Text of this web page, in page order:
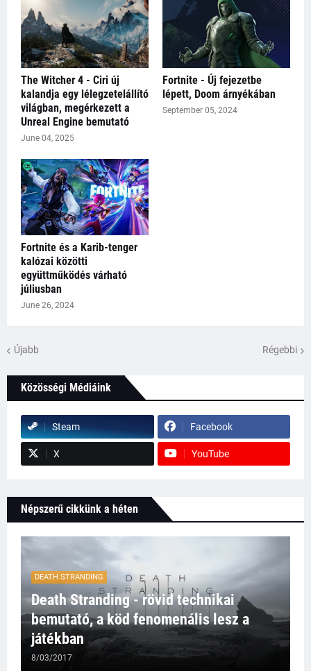
The Witcher 4 - Ciri új
kalandja egy lélegzetelállító
világban, megérkezett a
Unreal Engine bemutató
June 04, 2025
Fortnite - Új fejezetbe
lépett, Doom árnyékában
September 05, 2024
Fortnite és a Karib-tenger
kalózai közötti
együttműködés várható
júliusban
June 26, 2024
Újabb Régebbi
Közösségi Médiáink
Steam Facebook
X YouTube
Népszerű cikkünk a héten
DEATH STRANDING
Death Stranding - rövid technikai
bemutató, a köd fenomenális lesz a
játékban
8/03/2017